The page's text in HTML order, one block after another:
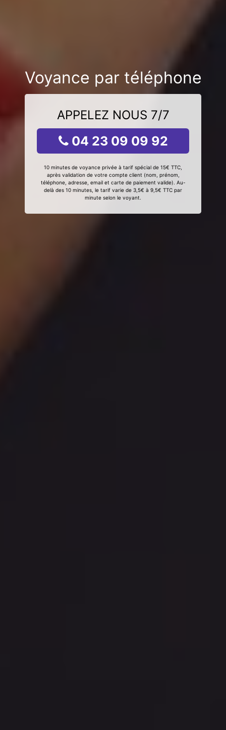
Voyance par téléphone
APPELEZ NOUS 7/7
04 23 09 09 92
10 minutes de voyance privée à tarif spécial de 15€ TTC,
après validation de votre compte client (nom, prénom,
téléphone, adresse, email et carte de paiement valide). Au-
delà des 10 minutes, le tarif varie de 3,5€ à 9,5€ TTC par
minute selon le voyant.